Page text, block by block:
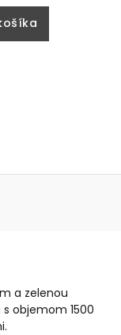
a zelenou
objemom 1500